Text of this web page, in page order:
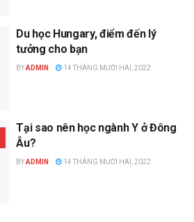
Du học Hungary, điểm đến lý
tưởng cho bạn
BYADMIN 14 THÁNG MƯỜI HAI, 2022
Tại sao nên học ngành Y ở Đông
Âu?
BYADMIN 14 THÁNG MƯỜI HAI, 2022